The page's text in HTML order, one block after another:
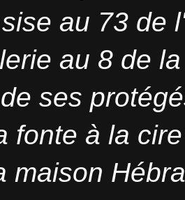
au 73 de
au 8 de
ses
fonte à la
maison